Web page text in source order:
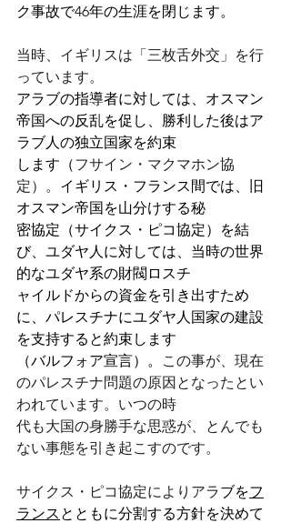
ク事故で46年の生涯を閉じます。
当時、イギリスは「三枚舌外交」を行
っています。
アラブの指導者に対しては、オスマン
帝国への反乱を促し、勝利した後はア
ラブ人の独立国家を約束
します（フサイン・マクマホン協
定）。 イギリス・フランス間では、旧
オスマン帝国を山分けする秘
密協定（サイクス・ピコ協定）を結
び、ユダヤ人に対しては、当時の世界
的なユダヤ系の財閥ロスチ
ャイルドからの資金を引き出すため
に、パレスチナにユダヤ人国家の建設
を支持すると約束します
（バルフォア宣言）。
この事が、現在
のパレスチナ問題の原因となったとい
われています。いつの時
代も大国の身勝手な思惑が、とんでも
ない事態を引き起こすのです。
サイクス・ピコ協定によりアラブをフ
ランス とともに分割する方針を決めて